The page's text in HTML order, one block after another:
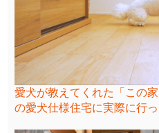
愛犬が教えてくれた「この
の愛犬仕様住宅に実際に行